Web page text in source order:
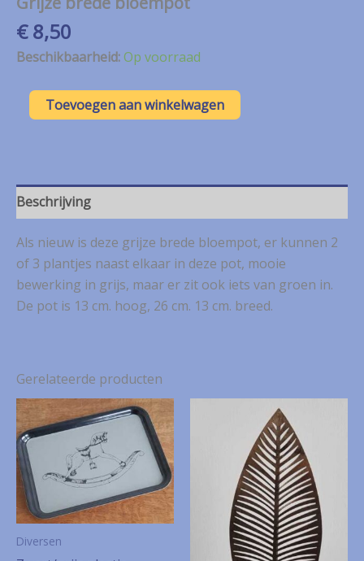
€8,50
Beschikbaarheid:Op voorraad
Grijze
brede Toevoegen aan winkelwagen
Beschrijving
Als nieuw is deze grijze brede bloempot, er kunnen 2
of 3 plantjes naast elkaar in deze pot, mooie
bewerking in grijs, maar er zit ook iets van groen in.
De pot is 13 cm. hoog, 26 cm. 13 cm. breed.
Gerelateerde producten
Diversen